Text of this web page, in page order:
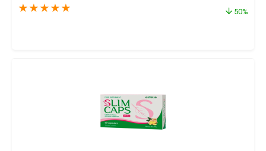
★ ★ ★ ★ ★ 50%